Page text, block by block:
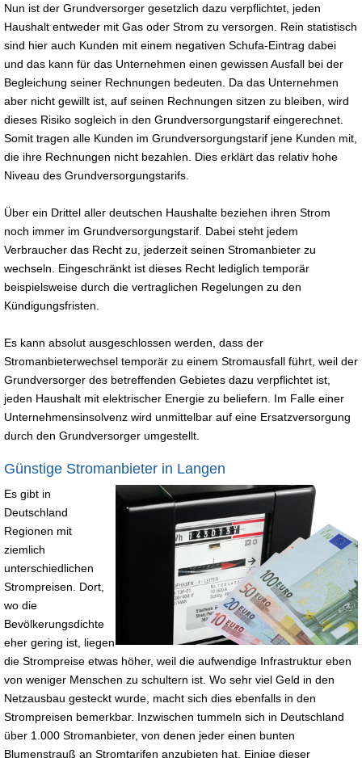
Nun ist der Grundversorger gesetzlich dazu verpflichtet, jeden
Haushalt entweder mit Gas oder Strom zu versorgen. Rein statistisch
sind hier auch Kunden mit einem negativen Schufa-Eintrag dabei
und das kann für das Unternehmen einen gewissen Ausfall bei der
Begleichung seiner Rechnungen bedeuten. Da das Unternehmen
aber nicht gewillt ist, auf seinen Rechnungen sitzen zu bleiben, wird
dieses Risiko sogleich in den Grundversorgungstarif eingerechnet.
Somit tragen alle Kunden im Grundversorgungstarif jene Kunden mit,
die ihre Rechnungen nicht bezahlen. Dies erklärt das relativ hohe
Niveau des Grundversorgungstarifs.
Über ein Drittel aller deutschen Haushalte beziehen ihren Strom
noch immer im Grundversorgungstarif. Dabei steht jedem
Verbraucher das Recht zu, jederzeit seinen Stromanbieter zu
wechseln. Eingeschränkt ist dieses Recht lediglich temporär
beispielsweise durch die vertraglichen Regelungen zu den
Kündigungsfristen.
Es kann absolut ausgeschlossen werden, dass der
Stromanbieterwechsel temporär zu einem Stromausfall führt, weil der
Grundversorger des betreffenden Gebietes dazu verpflichtet ist,
jeden Haushalt mit elektrischer Energie zu beliefern. Im Falle einer
Unternehmensinsolvenz wird unmittelbar auf eine Ersatzversorgung
durch den Grundversorger umgestellt.
Günstige Stromanbieter in Langen
Es gibt in
Deutschland
Regionen mit
ziemlich
unterschiedlichen
Strompreisen. Dort,
wo die
Bevölkerungsdichte
eher gering ist, liegen
die Strompreise etwas höher, weil die aufwendige Infrastruktur eben
von weniger Menschen zu schultern ist. Wo sehr viel Geld in den
Netzausbau gesteckt wurde, macht sich dies ebenfalls in den
Strompreisen bemerkbar. Inzwischen tummeln sich in Deutschland
über 1.000 Stromanbieter, von denen jeder einen bunten
Blumenstrauß an Stromtarifen anzubieten hat. Einige dieser